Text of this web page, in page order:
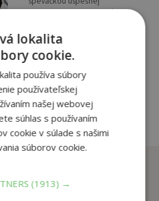
€
€
poprockovej kapely. Sláva ju
života v klamstve vyvrcholili
rodinnou tragédiou a Skylar
zmizla z očí...
pridať do košíka
si kúpili
tiež kúpili
lokalita
cookie.
používa súbory
používateľskej
našej webovej
súhlas s používaním
cookie v súlade s našimi
súborov cookie.
(1913) →